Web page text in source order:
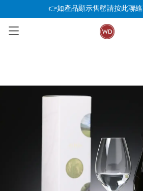
👉如產品顯示售罄請按此聯
已加入購物車